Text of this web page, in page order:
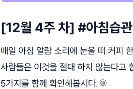
[12월 4주 차] #아침습
매일 아침 알람 소리에 눈을 떠 커피
사람들은 이것을 절대 하지 않는다고
5가지를 함께 확인해봅시다.🌞